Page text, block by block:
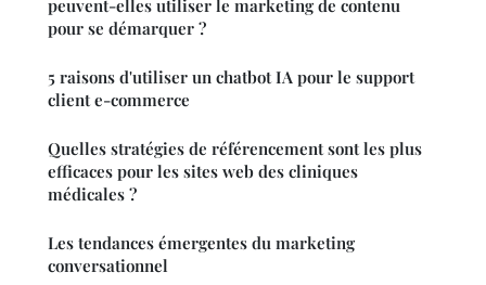
peuvent-elles utiliser le marketing de contenu
pour se démarquer ?
5 raisons d'utiliser un chatbot IA pour le support
client e-commerce
Quelles stratégies de référencement sont les plus
efficaces pour les sites web des cliniques
médicales ?
Les tendances émergentes du marketing
conversationnel